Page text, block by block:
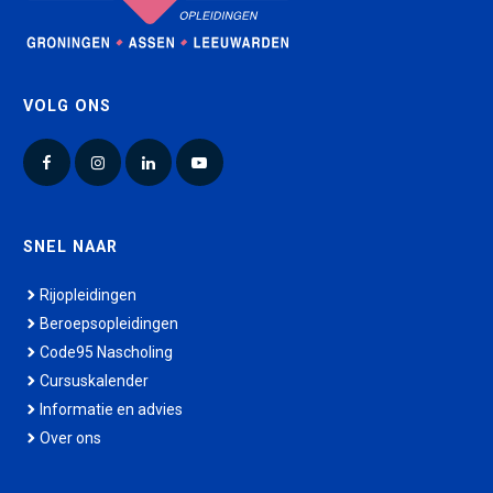
VOLG ONS
FacebookInstagramLinkedInYouTube
SNEL NAAR
Rijopleidingen
Beroepsopleidingen
Code95 Nascholing
Cursuskalender
Informatie en advies
Over ons